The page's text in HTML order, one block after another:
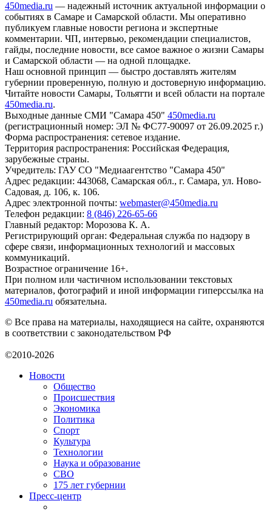
450media.ru — надежный источник актуальной информации о
событиях в Самаре и Самарской области. Мы оперативно
публикуем главные новости региона и экспертные
комментарии. ЧП, интервью, рекомендации специалистов,
гайды, последние новости, все самое важное о жизни Самары
и Самарской области — на одной площадке.
Наш основной принцип — быстро доставлять жителям
губернии проверенную, полную и достоверную информацию.
Читайте новости Самары, Тольятти и всей области на портале
450media.ru.
Выходные данные СМИ "Самара 450" 450media.ru
(регистрационный номер: ЭЛ № ФС77-90097 от 26.09.2025 г.)
Форма распространения: сетевое издание.
Территория распространения: Российская Федерация,
зарубежные страны.
Учредитель: ГАУ СО "Медиаагентство "Самара 450"
Адрес редакции: 443068, Самарская обл., г. Самара, ул. Ново-
Садовая, д. 106, к. 106.
Адрес электронной почты: webmaster@450media.ru
Телефон редакции: 8 (846) 226-65-66
Главный редактор: Морозова К. А.
Регистрирующий орган: Федеральная служба по надзору в
сфере связи, информационных технологий и массовых
коммуникаций.
Возрастное ограничение 16+.
При полном или частичном использовании текстовых
материалов, фотографий и иной информации гиперссылка на
450media.ru обязательна.
© Все права на материалы, находящиеся на сайте, охраняются
в соответствии с законодательством РФ
©2010-2026
Новости
Общество
Происшествия
Экономика
Политика
Спорт
Культура
Технологии
Наука и образование
СВО
175 лет губернии
Пресс-центр